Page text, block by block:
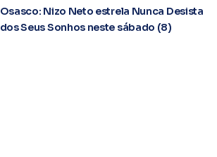
Osasco: Nizo Neto estrela Nunca Desista
dos Seus Sonhos neste sábado (8)